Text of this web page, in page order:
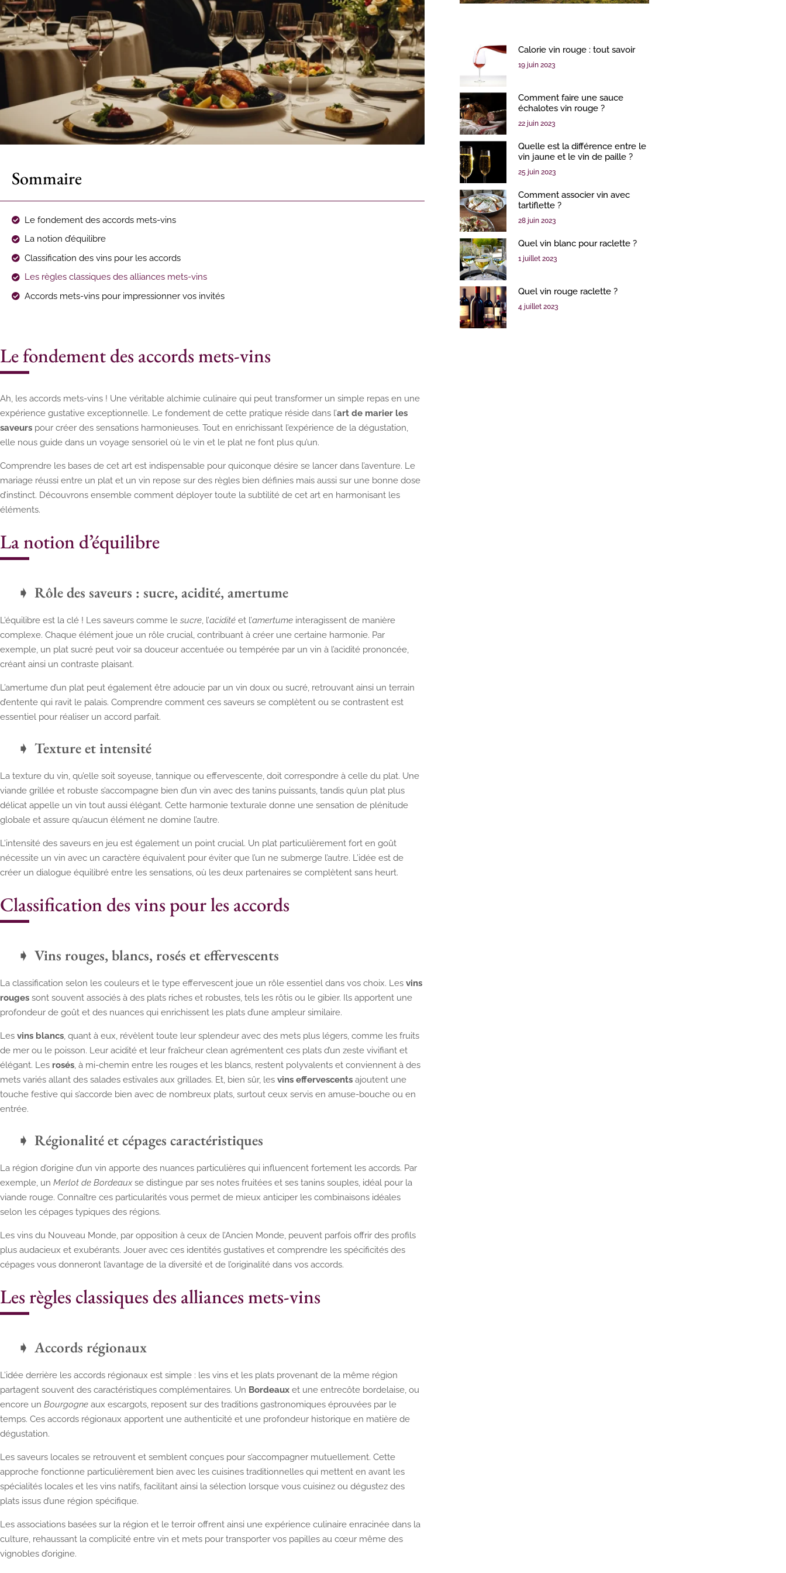
Sommaire
Le fondement des accords mets-vins
La notion d’équilibre
Classification des vins pour les accords
Les règles classiques des alliances mets-vins
Accords mets-vins pour impressionner vos invités
Le fondement des accords mets-vins
Ah, les accords mets-vins ! Une véritable alchimie culinaire qui peut transformer un simple repas en une
expérience gustative exceptionnelle. Le fondement de cette pratique réside dans l’art de marier les
saveurs pour créer des sensations harmonieuses. Tout en enrichissant l’expérience de la dégustation,
elle nous guide dans un voyage sensoriel où le vin et le plat ne font plus qu’un.
Comprendre les bases de cet art est indispensable pour quiconque désire se lancer dans l’aventure. Le
mariage réussi entre un plat et un vin repose sur des règles bien définies mais aussi sur une bonne dose
d’instinct. Découvrons ensemble comment déployer toute la subtilité de cet art en harmonisant les
éléments.
La notion d’équilibre
Rôle des saveurs : sucre, acidité, amertume
L’équilibre est la clé ! Les saveurs comme le sucre, l’acidité et l’amertume interagissent de manière
complexe. Chaque élément joue un rôle crucial, contribuant à créer une certaine harmonie. Par
exemple, un plat sucré peut voir sa douceur accentuée ou tempérée par un vin à l’acidité prononcée,
créant ainsi un contraste plaisant.
L’amertume d’un plat peut également être adoucie par un vin doux ou sucré, retrouvant ainsi un terrain
d’entente qui ravit le palais. Comprendre comment ces saveurs se complètent ou se contrastent est
essentiel pour réaliser un accord parfait.
Texture et intensité
La texture du vin, qu’elle soit soyeuse, tannique ou effervescente, doit correspondre à celle du plat. Une
viande grillée et robuste s’accompagne bien d’un vin avec des tanins puissants, tandis qu’un plat plus
délicat appelle un vin tout aussi élégant. Cette harmonie texturale donne une sensation de plénitude
globale et assure qu’aucun élément ne domine l’autre.
L’intensité des saveurs en jeu est également un point crucial. Un plat particulièrement fort en goût
nécessite un vin avec un caractère équivalent pour éviter que l’un ne submerge l’autre. L’idée est de
créer un dialogue équilibré entre les sensations, où les deux partenaires se complètent sans heurt.
Classification des vins pour les accords
Vins rouges, blancs, rosés et effervescents
La classification selon les couleurs et le type effervescent joue un rôle essentiel dans vos choix. Les vins
rouges sont souvent associés à des plats riches et robustes, tels les rôtis ou le gibier. Ils apportent une
profondeur de goût et des nuances qui enrichissent les plats d’une ampleur similaire.
Les vins blancs, quant à eux, révèlent toute leur splendeur avec des mets plus légers, comme les fruits
de mer ou le poisson. Leur acidité et leur fraîcheur clean agrémentent ces plats d’un zeste vivifiant et
élégant. Les rosés, à mi-chemin entre les rouges et les blancs, restent polyvalents et conviennent à des
mets variés allant des salades estivales aux grillades. Et, bien sûr, les vins effervescents ajoutent une
touche festive qui s’accorde bien avec de nombreux plats, surtout ceux servis en amuse-bouche ou en
entrée.
Régionalité et cépages caractéristiques
La région d’origine d’un vin apporte des nuances particulières qui influencent fortement les accords. Par
exemple, un Merlot de Bordeauxse distingue par ses notes fruitées et ses tanins souples, idéal pour la
viande rouge. Connaître ces particularités vous permet de mieux anticiper les combinaisons idéales
selon les cépages typiques des régions.
Les vins du Nouveau Monde, par opposition à ceux de l’Ancien Monde, peuvent parfois offrir des profils
plus audacieux et exubérants. Jouer avec ces identités gustatives et comprendre les spécificités des
cépages vous donneront l’avantage de la diversité et de l’originalité dans vos accords.
Les règles classiques des alliances mets-vins
Accords régionaux
L’idée derrière les accords régionaux est simple : les vins et les plats provenant de la même région
partagent souvent des caractéristiques complémentaires. Un Bordeaux et une entrecôte bordelaise, ou
encore un Bourgogne aux escargots, reposent sur des traditions gastronomiques éprouvées par le
temps. Ces accords régionaux apportent une authenticité et une profondeur historique en matière de
dégustation.
Les saveurs locales se retrouvent et semblent conçues pour s’accompagner mutuellement. Cette
approche fonctionne particulièrement bien avec les cuisines traditionnelles qui mettent en avant les
spécialités locales et les vins natifs, facilitant ainsi la sélection lorsque vous cuisinez ou dégustez des
plats issus d’une région spécifique.
Les associations basées sur la région et le terroir offrent ainsi une expérience culinaire enracinée dans la
culture, rehaussant la complicité entre vin et mets pour transporter vos papilles au cœur même des
vignobles d’origine.
Calorie vin rouge : tout savoir
19 juin 2023
Comment faire une sauce
échalotes vin rouge ?
22 juin 2023
Quelle est la différence entre le
vin jaune et le vin de paille ?
25 juin 2023
Comment associer vin avec
tartiflette ?
28 juin 2023
Quel vin blanc pour raclette ?
1 juillet 2023
Quel vin rouge raclette ?
4 juillet 2023